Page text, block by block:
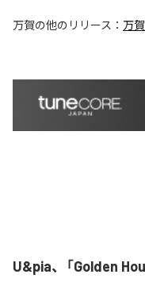
万賀の他のリリース： 万賀
U&pia、「Golden